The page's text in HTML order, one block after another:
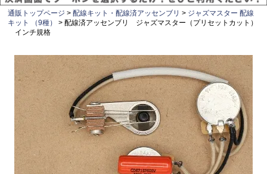
通販トップページ 配線キット・配線済アッセンブリ
ジャズマスター 配線
キット （9種）
配線済アッセンブリ ジャズマスター（プリセットカット）
インチ規格